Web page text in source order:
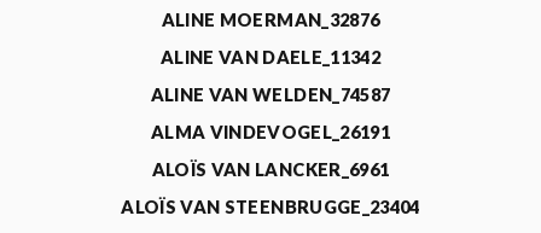
ALINE MOERMAN_32876
ALINE VAN DAELE_11342
ALINE VAN WELDEN_74587
ALMA VINDEVOGEL_26191
ALOÏS VAN LANCKER_6961
ALOÏS VAN STEENBRUGGE_23404